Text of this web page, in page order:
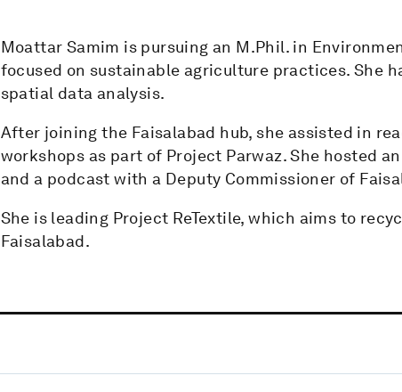
Moattar Samim is pursuing an M.Phil. in
focused on sustainable agriculture practices. She
spatial data analysis.
After joining the Faisalabad hub, she assisted in
workshops as part of Project Parwaz. She hosted
and a podcast with a Deputy Commissioner of
She is leading Project ReTextile, which aims to
Faisalabad.